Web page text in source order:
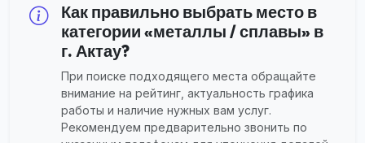
Как правильно выбрать место в
категории «металлы / сплавы» в
г. Актау?
При поиске подходящего места обращайте
внимание на рейтинг, актуальность графика
работы и наличие нужных вам услуг.
Рекомендуем предварительно звонить по